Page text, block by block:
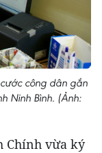
công dân gắn
Ninh Bình. (Ảnh:
Chính vừa ký